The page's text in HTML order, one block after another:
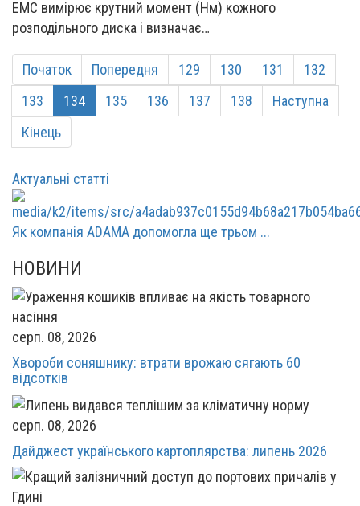
EMC вимірює крутний момент (Нм) кожного
розподільного диска і визначає…
Початок Попередня 129 130 131
132
133
134 135 136 137 138
Наступна
Кінець
Актуальні статті
Як компанія ADAMA допомогла ще трьом ...
НОВИНИ
серп. 08, 2026
Хвороби соняшнику: втрати врожаю сягають 60
відсотків
серп. 08, 2026
Дайджест українського картоплярства: липень 2026